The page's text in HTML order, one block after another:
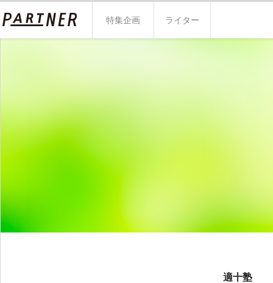
特集企画 ライター
適十塾